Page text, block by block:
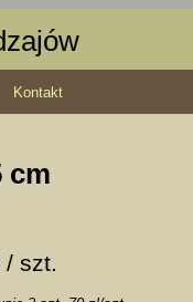
Kontakt
cm
/ szt.